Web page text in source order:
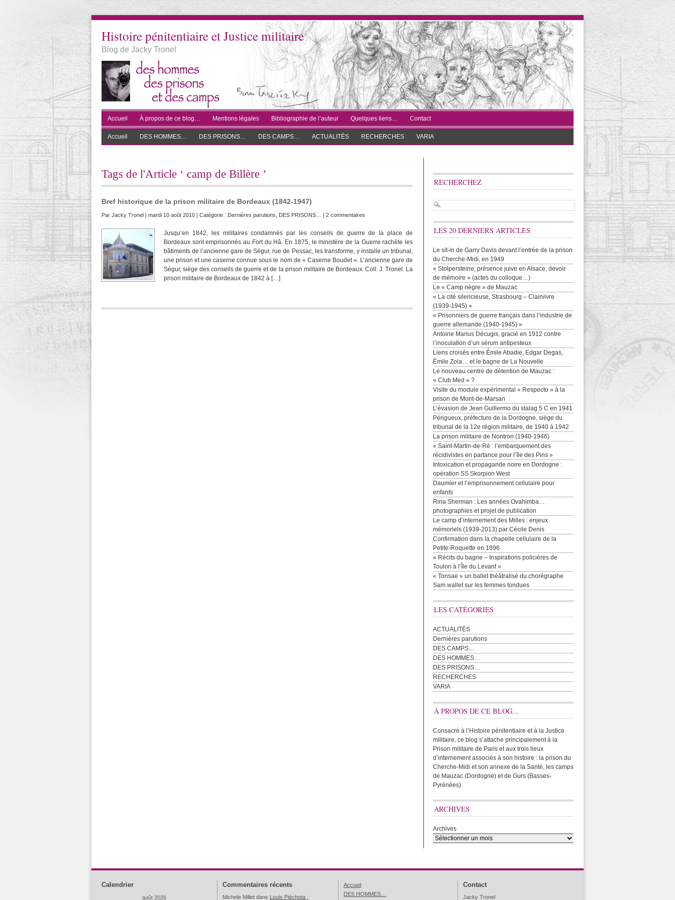
Histoire pénitentiaire et Justice militaire
Blog de Jacky Tronel
Accueil À propos de ce blog… Mentions légales Bibliographie de l’auteur Quelques liens… Contact
Accueil DES HOMMES… DES PRISONS… DES CAMPS… ACTUALITÉS RECHERCHES VARIA
Tags de l'Article ‘ camp de Billère ’
Bref historique de la prison militaire de Bordeaux (1842-1947)
Par Jacky Tronel | mardi 10 août 2010 | Catégorie : Dernières parutions DES PRISONS… | 2 commentaires
Jusqu’en 1842, les militaires condamnés par les conseils de guerre de la place de
Bordeaux sont emprisonnés au Fort du Hâ. En 1875, le ministère de la Guerre rachète les
bâtiments de l’ancienne gare de Ségur, rue de Pessac, les transforme, y installe un tribunal,
une prison et une caserne connue sous le nom de « Caserne Boudet ». L’ancienne gare de
Ségur, siège des conseils de guerre et de la prison militaire de Bordeaux. Coll. J. Tronel. La
prison militaire de Bordeaux de 1842 à […]
RECHERCHEZ
LES 20 DERNIERS ARTICLES
Le sit-in de Garry Davis devant l’entrée de la prison
du Cherche-Midi, en 1949
« Stolpersteine, présence juive en Alsace, devoir
de mémoire » (actes du colloque…)
Le « Camp nègre » de Mauzac
« La cité silencieuse, Strasbourg – Clairvivre
(1939-1945) »
« Prisonniers de guerre français dans l’industrie de
guerre allemande (1940-1945) »
Antoine Marius Décugis, gracié en 1912 contre
l’inoculation d’un sérum antipesteux
Liens croisés entre Émile Abadie, Edgar Degas,
Émile Zola… et le bagne de La Nouvelle
Le nouveau centre de détention de Mauzac :
« Club Med » ?
Visite du module expérimental « Respecto » à la
prison de Mont-de-Marsan
L’évasion de Jean Guillermo du stalag 5 C en 1941
Périgueux, préfecture de la Dordogne, siège du
tribunal de la 12e région militaire, de 1940 à 1942
La prison militaire de Nontron (1940-1946)
« Saint-Martin-de-Ré : l’embarquement des
récidivistes en partance pour l’île des Pins »
Intoxication et propagande noire en Dordogne :
opération SS Skorpion West
Daumier et l’emprisonnement cellulaire pour
enfants
Rina Sherman : Les années Ovahimba…
photographies et projet de publication
Le camp d’internement des Milles : enjeux
mémoriels (1939-2013) par Cécile Denis
Confirmation dans la chapelle cellulaire de la
Petite-Roquette en 1896
« Récits du bagne – Inspirations policières de
Toulon à l’Île du Levant »
« Tonsae » un ballet théâtralisé du chorégraphe
Sam wallet sur les femmes tondues
LES CATÉGORIES
ACTUALITÉS
Dernières parutions
DES CAMPS…
DES HOMMES…
DES PRISONS…
RECHERCHES
VARIA
À PROPOS DE CE BLOG...
Consacré à l’Histoire pénitentiaire et à la Justice
militaire, ce blog s’attache principalement à la
Prison militaire de Paris et aux trois lieux
d’internement associés à son histoire : la prison du
Cherche-Midi et son annexe de la Santé, les camps
de Mauzac (Dordogne) et de Gurs (Basses-
Pyrénées).
ARCHIVES
Archives
Calendrier
août 2026
Commentaires récents
Michele Millet dans Louis Piéchota :
Accueil
DES HOMMES…
Contact
Jacky Tronel